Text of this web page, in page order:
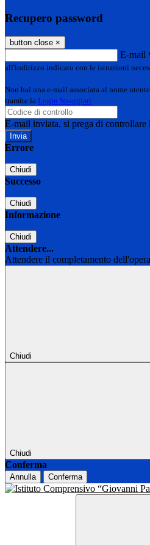
Recupero password
button close ×
E-mail
all'indirizzo indicato con le istruzioni
Non hai una e-mail associata al nome
tramite la Login Spaggiari
E-mail inviata, si prega di controllare
Errore
Chiudi
Successo
Chiudi
Informazione
Chiudi
Attendere...
Attendere il completamento
Chiudi
Chiudi
Conferma
Annulla Conferma